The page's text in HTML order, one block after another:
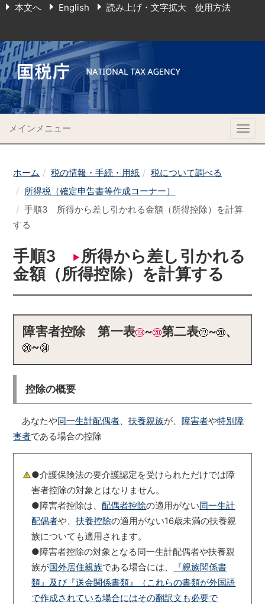
本文へ English 読み上げ・文字拡大 使用方法
メインメニュー
ホーム 税の情報・手続・用紙
税について調べる
所得税（確定申告書等作成コーナー）
手順3 所得から差し引かれる金額（所得控除）を計算
する
手順3
所得から差し引かれる
金額（所得控除）を計算する
障害者控除 第一表 ~ 第二表 ~
、
~
控除の概要
あなたや同一生計配偶者、扶養親族が、障害者や特別障
害者である場合の控除
●介護保険法の要介護認定を受けられただけでは障
害者控除の対象とはなりません。
●障害者控除は、配偶者控除の適用がない同一生計
配偶者や、扶養控除の適用がない16歳未満の扶養親
族についても適用されます。
●障害者控除の対象となる同一生計配偶者や扶養親
族が国外居住親族である場合には、
『親族関係書
類』及び『送金関係書類』（これらの書類が外国語
で作成されている場合にはその翻訳文も必要で